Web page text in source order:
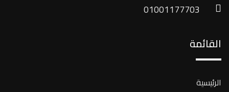
01001177703
القائمة
الرئيسية